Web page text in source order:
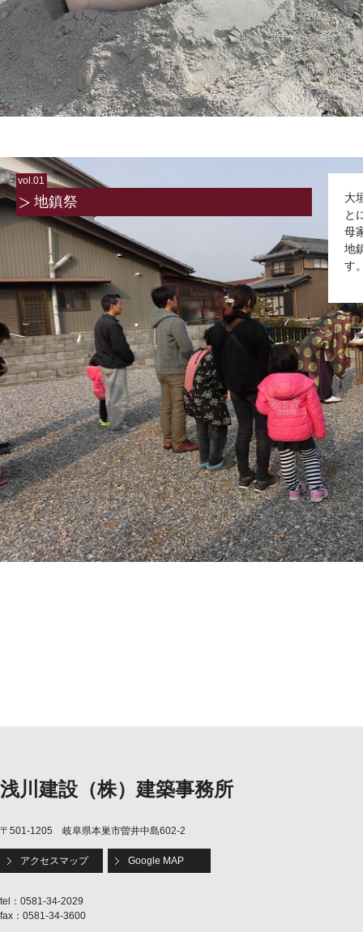
vol.01
地鎮祭
大
と
母
地
す
浅川建設（株）建築事務所
〒501-1205 岐阜県本巣市曽井中島602-2
アクセスマップ Google MAP
tel：0581-34-2029
fax：0581-34-3600